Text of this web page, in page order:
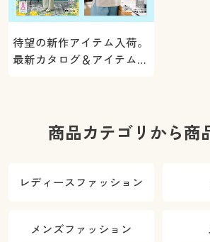
待望の新作アイテム入荷。
最新カタログ＆アイテムを
商品カテゴリから商
レディースファッション
メンズファッション